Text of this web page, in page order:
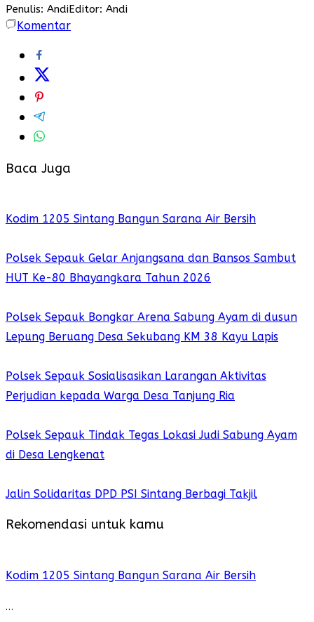
Penulis: AndiEditor: Andi
Komentar
Baca Juga
Kodim 1205 Sintang Bangun Sarana Air Bersih
Polsek Sepauk Gelar Anjangsana dan Bansos Sambut
HUT Ke-80 Bhayangkara Tahun 2026
Polsek Sepauk Bongkar Arena Sabung Ayam di dusun
Lepung Beruang Desa Sekubang KM 38 Kayu Lapis
Polsek Sepauk Sosialisasikan Larangan Aktivitas
Perjudian kepada Warga Desa Tanjung Ria
Polsek Sepauk Tindak Tegas Lokasi Judi Sabung Ayam
di Desa Lengkenat
Jalin Solidaritas DPD PSI Sintang Berbagi Takjil
Rekomendasi untuk kamu
Kodim 1205 Sintang Bangun Sarana Air Bersih
…